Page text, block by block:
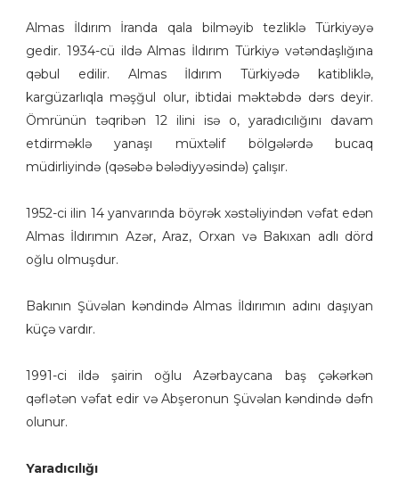
Almas İldırım İranda qala bilməyib tezliklə Türkiyəyə
gedir. 1934-cü ildə Almas İldırım Türkiyə vətəndaşlığına
qəbul edilir. Almas İldırım Türkiyədə katibliklə,
kargüzarlıqla məşğul olur, ibtidai məktəbdə dərs deyir.
Ömrünün təqribən 12 ilini isə o, yaradıcılığını davam
etdirməklə yanaşı müxtəlif bölgələrdə bucaq
müdirliyində (qəsəbə bələdiyyəsində) çalışır.
1952-ci ilin 14 yanvarında böyrək xəstəliyindən vəfat edən
Almas İldırımın Azər, Araz, Orxan və Bakıxan adlı dörd
oğlu olmuşdur.
Bakının Şüvəlan kəndində Almas İldırımın adını daşıyan
küçə vardır.
1991-ci ildə şairin oğlu Azərbaycana baş çəkərkən
qəflətən vəfat edir və Abşeronun Şüvəlan kəndində dəfn
olunur.
Yaradıcılığı